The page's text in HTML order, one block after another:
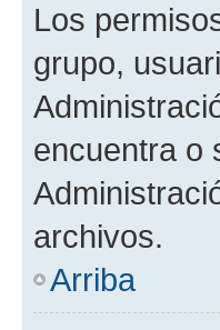
Los
grupo,
encuentra o
archivos.
Arriba